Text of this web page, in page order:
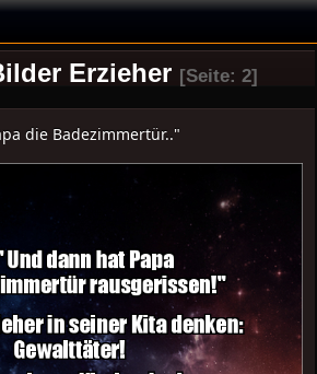
Erzieher [Seite: 2]
die Badezimmertür.."